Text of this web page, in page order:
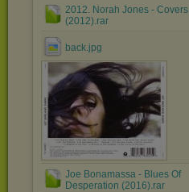
2012. Norah Jones - Covers
(2012).rar
back.jpg
Joe Bonamassa - Blues Of
Desperation (2016).rar